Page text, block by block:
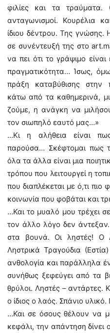
φιλίες και τα τραύματα.
ανταγωνισμοί. Κουρέλια
ίδιου δέντρου. Της γνώσης.
σε συνέντευξή της στο
να πει ότι το γράψιμο
πραγματικότητα… Ίσως,
πράξη καταβύθισης στην
κάτω από τα καθημερινά,
ζούμε, η ανάγκη να
τον σιωπηλό εαυτό μας…»
…Κι η αλήθεια είναι
παρούσα… Σκέφτομαι πως
όλα τα άλλα είναι μια
τρόπου που λειτουργεί η
που διαπλέκεται με ό,τι πιο
κοινωνία που φοβάται και
…Και το μυαλό μου τρέχει
τον άλλο λόγο δεν
στα βουνά. Οι ληστές! Ο
Ληστρικά Τραγούδια
ανθολογία και παράλληλα
συνήθως ξεφεύγει από τα
θρύλοι. Ληστές – αντάρτες.
ο ίδιος ο λαός. Σπάνιο
…Και σε όσους θέλουν να
κεφάλι, την απάντηση